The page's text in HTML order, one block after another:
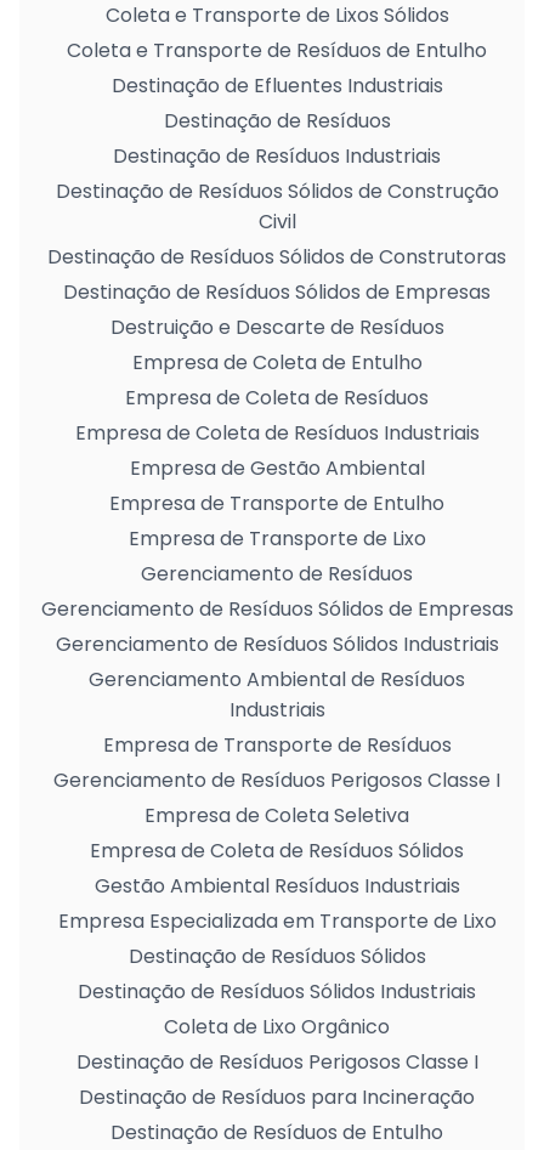
Coleta e Transporte de Lixos Sólidos
Coleta e Transporte de Resíduos de Entulho
Destinação de Efluentes Industriais
Destinação de Resíduos
Destinação de Resíduos Industriais
Destinação de Resíduos Sólidos de Construção
Civil
Destinação de Resíduos Sólidos de Construtoras
Destinação de Resíduos Sólidos de Empresas
Destruição e Descarte de Resíduos
Empresa de Coleta de Entulho
Empresa de Coleta de Resíduos
Empresa de Coleta de Resíduos Industriais
Empresa de Gestão Ambiental
Empresa de Transporte de Entulho
Empresa de Transporte de Lixo
Gerenciamento de Resíduos
Gerenciamento de Resíduos Sólidos de Empresas
Gerenciamento de Resíduos Sólidos Industriais
Gerenciamento Ambiental de Resíduos
Industriais
Empresa de Transporte de Resíduos
Gerenciamento de Resíduos Perigosos Classe I
Empresa de Coleta Seletiva
Empresa de Coleta de Resíduos Sólidos
Gestão Ambiental Resíduos Industriais
Empresa Especializada em Transporte de Lixo
Destinação de Resíduos Sólidos
Destinação de Resíduos Sólidos Industriais
Coleta de Lixo Orgânico
Destinação de Resíduos Perigosos Classe I
Destinação de Resíduos para Incineração
Destinação de Resíduos de Entulho